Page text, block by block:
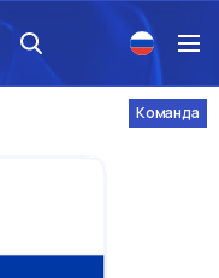
Команда